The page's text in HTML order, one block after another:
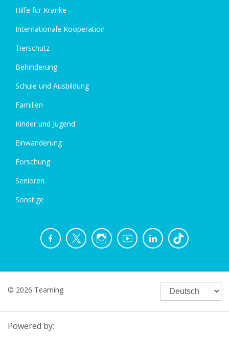
Hilfe für Kranke
Internationale Kooperation
Tierschutz
Behinderung
Schule und Ausbildung
Familien
Kinder und Jugend
Einwanderung
Forschung
Senioren
Sonstige
© 2026 Teaming
Powered by: